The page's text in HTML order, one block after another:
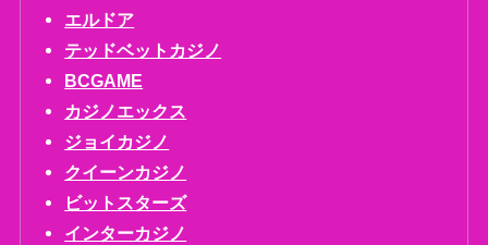
エルドア
テッドベットカジノ
BCGAME
カジノエックス
ジョイカジノ
クイーンカジノ
ビットスターズ
インターカジノ